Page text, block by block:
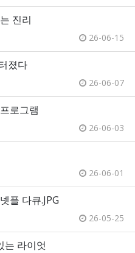
진리
26-06-15
졌다
26-06-07
로그램
26-06-03
26-06-01
플 다큐.JPG
26-05-25
는 라이엇